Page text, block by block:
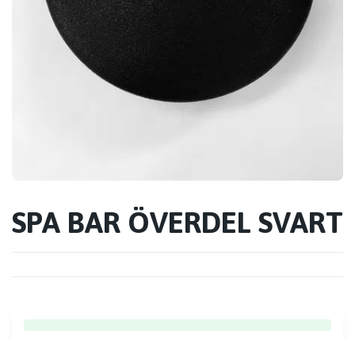
SPA BAR ÖVERDEL SVART